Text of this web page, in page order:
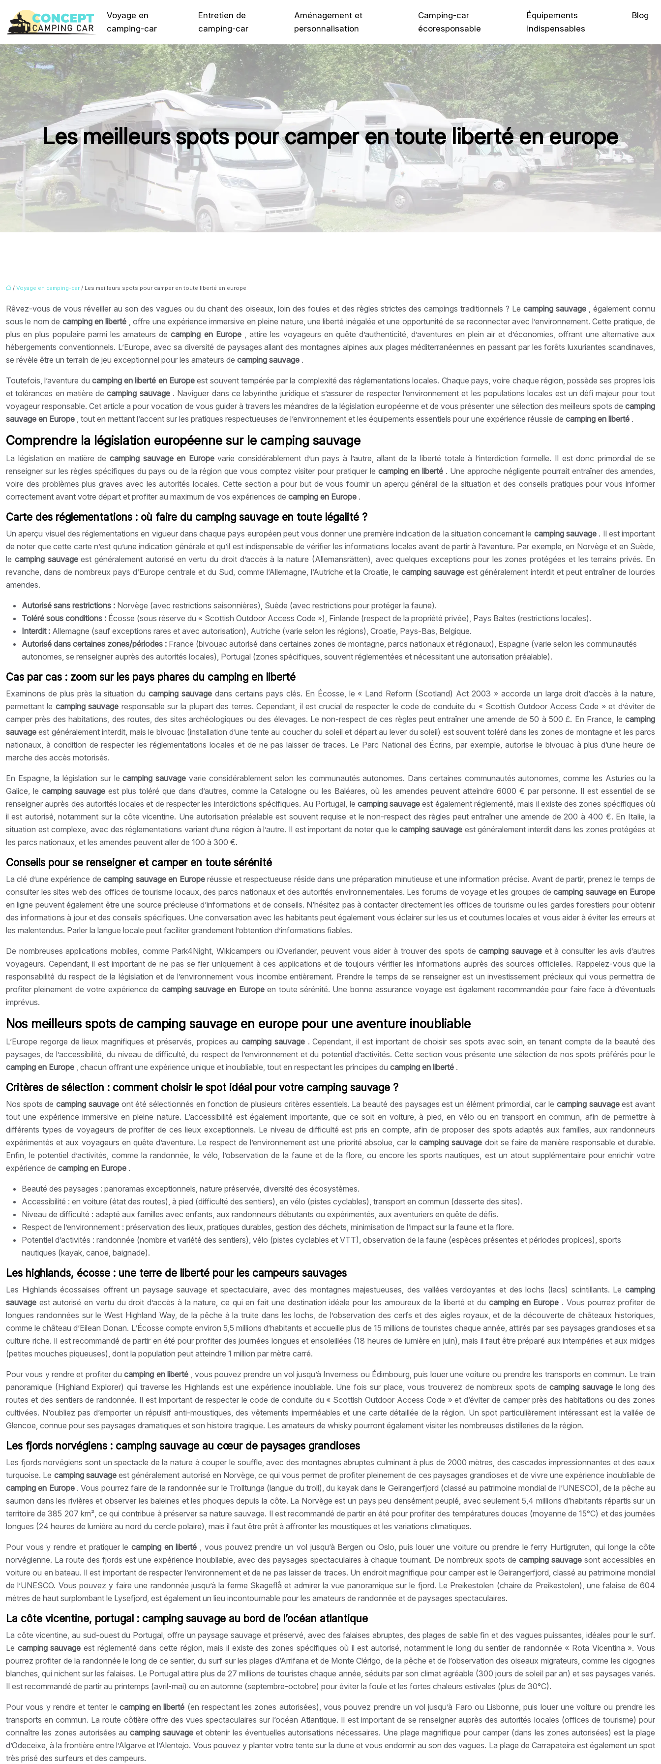
Voyage en
camping-car
Entretien de
camping-car
Aménagement et
personnalisation
Camping-car
écoresponsable
Équipements
indispensables
Blog
Les meilleurs spots pour camper en toute liberté en europe
/ Voyage en camping-car / Les meilleurs spots pour camper en toute liberté en europe
Rêvez-vous de vous réveiller au son des vagues ou du chant des oiseaux, loin des foules et des règles strictes des campings traditionnels ? Le camping sauvage , également connu
sous le nom de camping en liberté , offre une expérience immersive en pleine nature, une liberté inégalée et une opportunité de se reconnecter avec l’environnement. Cette pratique, de
plus en plus populaire parmi les amateurs decamping en Europe , attire les voyageurs en quête d’authenticité, d’aventures en plein air et d’économies, offrant une alternative aux
hébergements conventionnels. L’Europe, avec sa diversité de paysages allant des montagnes alpines aux plages méditerranéennes en passant par les forêts luxuriantes scandinaves,
se révèle être un terrain de jeu exceptionnel pour les amateurs de camping sauvage .
Toutefois, l’aventure du camping en liberté en Europeest souvent tempérée par la complexité des réglementations locales. Chaque pays, voire chaque région, possède ses propres lois
et tolérances en matière decamping sauvage . Naviguer dans ce labyrinthe juridique et s’assurer de respecter l’environnement et les populations locales est un défi majeur pour tout
voyageur responsable. Cet article a pour vocation de vous guider à travers les méandres de la législation européenne et de vous présenter une sélection des meilleurs spots de camping
sauvage en Europe , tout en mettant l’accent sur les pratiques respectueuses de l’environnement et les équipements essentiels pour une expérience réussie de camping en liberté .
Comprendre la législation européenne sur le camping sauvage
La législation en matière decamping sauvage en Europevarie considérablement d’un pays à l’autre, allant de la liberté totale à l’interdiction formelle. Il est donc primordial de se
renseigner sur les règles spécifiques du pays ou de la région que vous comptez visiter pour pratiquer le camping en liberté . Une approche négligente pourrait entraîner des amendes,
voire des problèmes plus graves avec les autorités locales. Cette section a pour but de vous fournir un aperçu général de la situation et des conseils pratiques pour vous informer
correctement avant votre départ et profiter au maximum de vos expériences de camping en Europe .
Carte des réglementations : où faire du camping sauvage en toute légalité ?
Un aperçu visuel des réglementations en vigueur dans chaque pays européen peut vous donner une première indication de la situation concernant le camping sauvage . Il est important
de noter que cette carte n’est qu’une indication générale et qu’il est indispensable de vérifier les informations locales avant de partir à l’aventure. Par exemple, en Norvège et en Suède,
le camping sauvageest généralement autorisé en vertu du droit d’accès à la nature (Allemansrätten), avec quelques exceptions pour les zones protégées et les terrains privés. En
revanche, dans de nombreux pays d’Europe centrale et du Sud, comme l’Allemagne, l’Autriche et la Croatie, lecamping sauvageest généralement interdit et peut entraîner de lourdes
amendes.
Autorisé sans restrictions : Norvège (avec restrictions saisonnières), Suède (avec restrictions pour protéger la faune).
Toléré sous conditions : Écosse (sous réserve du « Scottish Outdoor Access Code »), Finlande (respect de la propriété privée), Pays Baltes (restrictions locales).
Interdit : Allemagne (sauf exceptions rares et avec autorisation), Autriche (varie selon les régions), Croatie, Pays-Bas, Belgique.
Autorisé dans certaines zones/périodes : France (bivouac autorisé dans certaines zones de montagne, parcs nationaux et régionaux), Espagne (varie selon les communautés
autonomes, se renseigner auprès des autorités locales), Portugal (zones spécifiques, souvent réglementées et nécessitant une autorisation préalable).
Cas par cas : zoom sur les pays phares du camping en liberté
Examinons de plus près la situation ducamping sauvagedans certains pays clés. En Écosse, le « Land Reform (Scotland) Act 2003 » accorde un large droit d’accès à la nature,
permettant le camping sauvage responsable sur la plupart des terres. Cependant, il est crucial de respecter le code de conduite du « Scottish Outdoor Access Code » et d’éviter de
camper près des habitations, des routes, des sites archéologiques ou des élevages. Le non-respect de ces règles peut entraîner une amende de 50 à 500 £. En France, le camping
sauvageest généralement interdit, mais le bivouac (installation d’une tente au coucher du soleil et départ au lever du soleil) est souvent toléré dans les zones de montagne et les parcs
nationaux, à condition de respecter les réglementations locales et de ne pas laisser de traces. Le Parc National des Écrins, par exemple, autorise le bivouac à plus d’une heure de
marche des accès motorisés.
En Espagne, la législation sur lecamping sauvage varie considérablement selon les communautés autonomes. Dans certaines communautés autonomes, comme les Asturies ou la
Galice, le camping sauvage est plus toléré que dans d’autres, comme la Catalogne ou les Baléares, où les amendes peuvent atteindre 6000 € par personne. Il est essentiel de se
renseigner auprès des autorités locales et de respecter les interdictions spécifiques. Au Portugal, le camping sauvageest également réglementé, mais il existe des zones spécifiques où
il est autorisé, notamment sur la côte vicentine. Une autorisation préalable est souvent requise et le non-respect des règles peut entraîner une amende de 200 à 400 €. En Italie, la
situation est complexe, avec des réglementations variant d’une région à l’autre. Il est important de noter que lecamping sauvage est généralement interdit dans les zones protégées et
les parcs nationaux, et les amendes peuvent aller de 100 à 300 €.
Conseils pour se renseigner et camper en toute sérénité
La clé d’une expérience decamping sauvage en Europeréussie et respectueuse réside dans une préparation minutieuse et une information précise. Avant de partir, prenez le temps de
consulter les sites web des offices de tourisme locaux, des parcs nationaux et des autorités environnementales. Les forums de voyage et les groupes decamping sauvage en Europe
en ligne peuvent également être une source précieuse d’informations et de conseils. N’hésitez pas à contacter directement les offices de tourisme ou les gardes forestiers pour obtenir
des informations à jour et des conseils spécifiques. Une conversation avec les habitants peut également vous éclairer sur les us et coutumes locales et vous aider à éviter les erreurs et
les malentendus. Parler la langue locale peut faciliter grandement l’obtention d’informations fiables.
De nombreuses applications mobiles, comme Park4Night, Wikicampers ou iOverlander, peuvent vous aider à trouver des spots decamping sauvage et à consulter les avis d’autres
voyageurs. Cependant, il est important de ne pas se fier uniquement à ces applications et de toujours vérifier les informations auprès des sources officielles. Rappelez-vous que la
responsabilité du respect de la législation et de l’environnement vous incombe entièrement. Prendre le temps de se renseigner est un investissement précieux qui vous permettra de
profiter pleinement de votre expérience de camping sauvage en Europeen toute sérénité. Une bonne assurance voyage est également recommandée pour faire face à d’éventuels
imprévus.
Nos meilleurs spots de camping sauvage en europe pour une aventure inoubliable
L’Europe regorge de lieux magnifiques et préservés, propices aucamping sauvage . Cependant, il est important de choisir ses spots avec soin, en tenant compte de la beauté des
paysages, de l’accessibilité, du niveau de difficulté, du respect de l’environnement et du potentiel d’activités. Cette section vous présente une sélection de nos spots préférés pour le
camping en Europe , chacun offrant une expérience unique et inoubliable, tout en respectant les principes du camping en liberté .
Critères de sélection : comment choisir le spot idéal pour votre camping sauvage ?
Nos spots decamping sauvage ont été sélectionnés en fonction de plusieurs critères essentiels. La beauté des paysages est un élément primordial, car le camping sauvageest avant
tout une expérience immersive en pleine nature. L’accessibilité est également importante, que ce soit en voiture, à pied, en vélo ou en transport en commun, afin de permettre à
différents types de voyageurs de profiter de ces lieux exceptionnels. Le niveau de difficulté est pris en compte, afin de proposer des spots adaptés aux familles, aux randonneurs
expérimentés et aux voyageurs en quête d’aventure. Le respect de l’environnement est une priorité absolue, car lecamping sauvage doit se faire de manière responsable et durable.
Enfin, le potentiel d’activités, comme la randonnée, le vélo, l’observation de la faune et de la flore, ou encore les sports nautiques, est un atout supplémentaire pour enrichir votre
expérience de camping en Europe .
Beauté des paysages : panoramas exceptionnels, nature préservée, diversité des écosystèmes.
Accessibilité : en voiture (état des routes), à pied (difficulté des sentiers), en vélo (pistes cyclables), transport en commun (desserte des sites).
Niveau de difficulté : adapté aux familles avec enfants, aux randonneurs débutants ou expérimentés, aux aventuriers en quête de défis.
Respect de l’environnement : préservation des lieux, pratiques durables, gestion des déchets, minimisation de l’impact sur la faune et la flore.
Potentiel d’activités : randonnée (nombre et variété des sentiers), vélo (pistes cyclables et VTT), observation de la faune (espèces présentes et périodes propices), sports
nautiques (kayak, canoë, baignade).
Les highlands, écosse : une terre de liberté pour les campeurs sauvages
Les Highlands écossaises offrent un paysage sauvage et spectaculaire, avec des montagnes majestueuses, des vallées verdoyantes et des lochs (lacs) scintillants. Le camping
sauvage est autorisé en vertu du droit d’accès à la nature, ce qui en fait une destination idéale pour les amoureux de la liberté et du camping en Europe . Vous pourrez profiter de
longues randonnées sur le West Highland Way, de la pêche à la truite dans les lochs, de l’observation des cerfs et des aigles royaux, et de la découverte de châteaux historiques,
comme le château d’Eilean Donan. L’Écosse compte environ 5,5 millions d’habitants et accueille plus de 15 millions de touristes chaque année, attirés par ses paysages grandioses et sa
culture riche. Il est recommandé de partir en été pour profiter des journées longues et ensoleillées (18 heures de lumière en juin), mais il faut être préparé aux intempéries et aux midges
(petites mouches piqueuses), dont la population peut atteindre 1 million par mètre carré.
Pour vous y rendre et profiter ducamping en liberté , vous pouvez prendre un vol jusqu’à Inverness ou Édimbourg, puis louer une voiture ou prendre les transports en commun. Le train
panoramique (Highland Explorer) qui traverse les Highlands est une expérience inoubliable. Une fois sur place, vous trouverez de nombreux spots decamping sauvage le long des
routes et des sentiers de randonnée. Il est important de respecter le code de conduite du « Scottish Outdoor Access Code » et d’éviter de camper près des habitations ou des zones
cultivées. N’oubliez pas d’emporter un répulsif anti-moustiques, des vêtements imperméables et une carte détaillée de la région. Un spot particulièrement intéressant est la vallée de
Glencoe, connue pour ses paysages dramatiques et son histoire tragique. Les amateurs de whisky pourront également visiter les nombreuses distilleries de la région.
Les fjords norvégiens : camping sauvage au cœur de paysages grandioses
Les fjords norvégiens sont un spectacle de la nature à couper le souffle, avec des montagnes abruptes culminant à plus de 2000 mètres, des cascades impressionnantes et des eaux
turquoise. Le camping sauvageest généralement autorisé en Norvège, ce qui vous permet de profiter pleinement de ces paysages grandioses et de vivre une expérience inoubliable de
camping en Europe . Vous pourrez faire de la randonnée sur le Trolltunga (langue du troll), du kayak dans le Geirangerfjord (classé au patrimoine mondial de l’UNESCO), de la pêche au
saumon dans les rivières et observer les baleines et les phoques depuis la côte. La Norvège est un pays peu densément peuplé, avec seulement 5,4 millions d’habitants répartis sur un
territoire de 385 207 km², ce qui contribue à préserver sa nature sauvage. Il est recommandé de partir en été pour profiter des températures douces (moyenne de 15°C) et des journées
longues (24 heures de lumière au nord du cercle polaire), mais il faut être prêt à affronter les moustiques et les variations climatiques.
Pour vous y rendre et pratiquer lecamping en liberté , vous pouvez prendre un vol jusqu’à Bergen ou Oslo, puis louer une voiture ou prendre le ferry Hurtigruten, qui longe la côte
norvégienne. La route des fjords est une expérience inoubliable, avec des paysages spectaculaires à chaque tournant. De nombreux spots de camping sauvage sont accessibles en
voiture ou en bateau. Il est important de respecter l’environnement et de ne pas laisser de traces. Un endroit magnifique pour camper est le Geirangerfjord, classé au patrimoine mondial
de l’UNESCO. Vous pouvez y faire une randonnée jusqu’à la ferme Skageflå et admirer la vue panoramique sur le fjord. Le Preikestolen (chaire de Preikestolen), une falaise de 604
mètres de haut surplombant le Lysefjord, est également un lieu incontournable pour les amateurs de randonnée et de paysages spectaculaires.
La côte vicentine, portugal : camping sauvage au bord de l’océan atlantique
La côte vicentine, au sud-ouest du Portugal, offre un paysage sauvage et préservé, avec des falaises abruptes, des plages de sable fin et des vagues puissantes, idéales pour le surf.
Le camping sauvage est réglementé dans cette région, mais il existe des zones spécifiques où il est autorisé, notamment le long du sentier de randonnée « Rota Vicentina ». Vous
pourrez profiter de la randonnée le long de ce sentier, du surf sur les plages d’Arrifana et de Monte Clérigo, de la pêche et de l’observation des oiseaux migrateurs, comme les cigognes
blanches, qui nichent sur les falaises. Le Portugal attire plus de 27 millions de touristes chaque année, séduits par son climat agréable (300 jours de soleil par an) et ses paysages variés.
Il est recommandé de partir au printemps (avril-mai) ou en automne (septembre-octobre) pour éviter la foule et les fortes chaleurs estivales (plus de 30°C).
Pour vous y rendre et tenter le camping en liberté (en respectant les zones autorisées), vous pouvez prendre un vol jusqu’à Faro ou Lisbonne, puis louer une voiture ou prendre les
transports en commun. La route côtière offre des vues spectaculaires sur l’océan Atlantique. Il est important de se renseigner auprès des autorités locales (offices de tourisme) pour
connaître les zones autorisées aucamping sauvageet obtenir les éventuelles autorisations nécessaires. Une plage magnifique pour camper (dans les zones autorisées) est la plage
d’Odeceixe, à la frontière entre l’Algarve et l’Alentejo. Vous pouvez y planter votre tente sur la dune et vous endormir au son des vagues. La plage de Carrapateira est également un spot
très prisé des surfeurs et des campeurs.